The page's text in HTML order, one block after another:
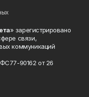
» зарегистрировано
связи,
коммуникаций
90162 от 26